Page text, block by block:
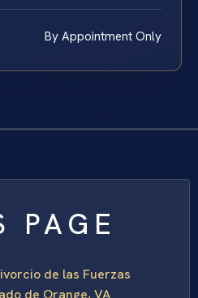
By Appointment Only
PAGE
de las Fuerzas